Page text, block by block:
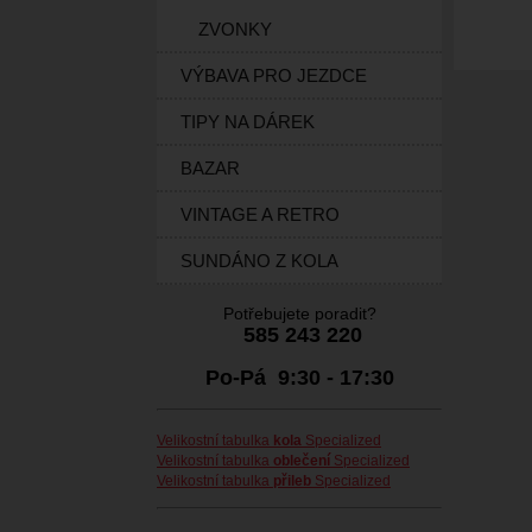
ZVONKY
VÝBAVA PRO JEZDCE
TIPY NA DÁREK
BAZAR
VINTAGE A RETRO
SUNDÁNO Z KOLA
Potřebujete poradit?
585 243 220
Po-Pá 9:30 - 17:30
Velikostní tabulka kola Specialized
Velikostní tabulka oblečení Specialized
Velikostní tabulka přileb Specialized